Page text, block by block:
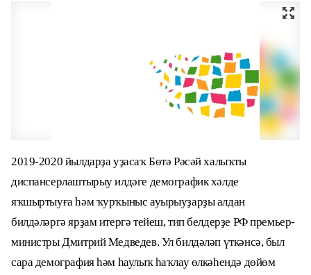
2019-2020 йылдарҙа уҙасаҡ Бөтә Рәсәй халыҡты
диспансерлаштырыу илдәге демографик хәлде
яҡшыртыуға һәм ҡурҡыныс ауырыуҙарҙы алдан
билдәләргә ярҙам итергә тейеш, тип белдерҙе РФ премьер-
министры Дмитрий Медведев. Ул билдәләп үткәнсә, был
сара демография һәм һаулыҡ һаҡлау өлкәһендә дөйөм